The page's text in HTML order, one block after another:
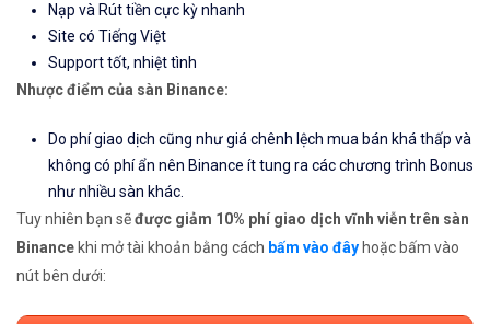
Nạp và Rút tiền cực kỳ nhanh
Site có Tiếng Việt
Support tốt, nhiệt tình
Nhược điểm của sàn Binance:
Do phí giao dịch cũng như giá chênh lệch mua bán khá thấp và
không có phí ẩn nên Binance ít tung ra các chương trình Bonus
như nhiều sàn khác.
Tuy nhiên bạn sẽđược giảm 10% phí giao dịch vĩnh viễn trên sàn
Binance khi mở tài khoản bằng cách bấm vào đây hoặc bấm vào
nút bên dưới: